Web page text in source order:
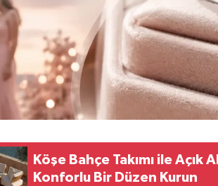
Köşe Bahçe Takımı ile Açık
Konforlu Bir Düzen Kurun